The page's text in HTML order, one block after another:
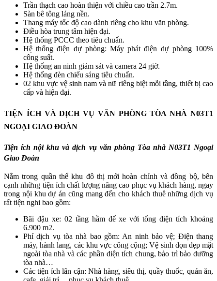
Trần thạch cao hoàn thiện với chiều cao trần 2.7m.
Sàn bê tông láng nền.
Thang máy tốc độ cao dành riêng cho khu văn phòng.
Điều hòa trung tâm hiện đại.
Hệ thống PCCC theo tiêu chuẩn.
Hệ thống điện dự phòng: Máy phát điện dự phòng 100%
công suất.
Hệ thống an ninh giám sát và camera 24 giờ.
Hệ thống đèn chiếu sáng tiêu chuẩn.
02 khu vực vệ sinh nam và nữ riêng biệt mỗi tầng, thiết bị cao
cấp và hiện đại.
TIỆN ÍCH VÀ DỊCH VỤ VĂN PHÒNG TÒA NHÀ N03T1
NGOẠI GIAO ĐOÀN
Tiện ích nội khu và dịch vụ văn phòng Tòa nhà N03T1 Ngoại
Giao Đoàn
Nằm trong quần thể khu đô thị mới hoàn chỉnh và đồng bộ, bên
cạnh những tiện ích chất lượng nâng cao phục vụ khách hàng, ngay
trong nội khu dự án cũng mang đến cho khách thuê những dịch vụ
rất tiện nghi bao gồm:
Bãi đậu xe: 02 tầng hầm để xe với tổng diện tích khoảng
6.900 m2.
Phí dịch vụ tòa nhà bao gồm: An ninh bảo vệ; Điện thang
máy, hành lang, các khu vực công cộng; Vệ sinh dọn dẹp mặt
ngoài tòa nhà và các phần diện tích chung, bảo trì bảo dưỡng
tòa nhà…
Các tiện ích lân cận: Nhà hàng, siêu thị, quầy thuốc, quán ăn,